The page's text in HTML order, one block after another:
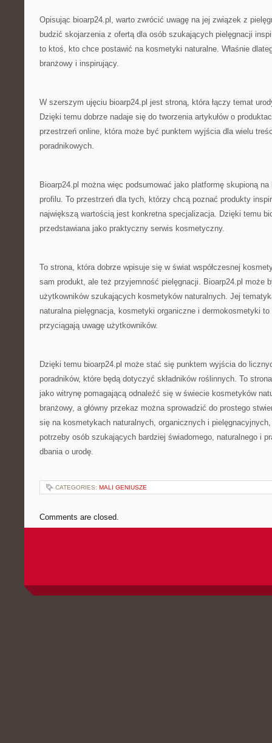
Opisując bioarp24.pl, warto zwrócić uwagę na jej związek z
budzić skojarzenia z ofertą dla osób szukających pielęgnacji
to ktoś, kto chce postawić na kosmetyki naturalne. Właśnie
branżowy i inspirujący.
W szerszym ujęciu bioarp24.pl jest stroną, która łączy temat
Dzięki temu dobrze nadaje się do tworzenia artykułów o
przestrzeń online, która może być punktem wyjścia dla wielu
poradnikowych.
Bioarp24.pl można więc podsumować jako platformę skupioną
profilu. To przestrzeń dla tych, którzy chcą poznać produkty
największą wartością jest konkretna specjalizacja. Dzięki temu
przedstawiana jako praktyczny serwis kosmetyczny.
To strona, która dobrze wpisuje się w świat współczesnej
sam produkt, ale też przyjemność pielęgnacji. Bioarp24.pl może
użytkowników szukających kosmetyków naturalnych. Jej
naturalna pielęgnacja, kosmetyki organiczne i dermokosmetyki
przyciągają uwagę użytkowników.
Dzięki temu bioarp24.pl może stać się punktem wyjścia do
poradników, które będą dotyczyć składników roślinnych. To
jako witrynę pomagającą odnaleźć się w świecie kosmetyków
branżowy, a główny przekaz można sprowadzić do prostego
się na kosmetykach naturalnych, organicznych i
potrzeby osób szukających bardziej świadomego, naturalnego i
dbania o urodę.
CATEGORIES: MALI GENIUSZE
Comments are closed.